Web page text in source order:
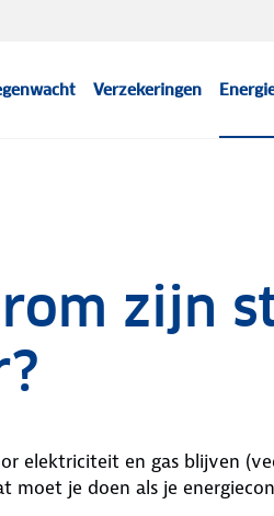
Verzekeringen
zijn
elektriciteit en gas blijven
moet je doen als je